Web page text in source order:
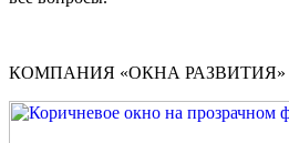
КОМПАНИЯ «ОКНА РАЗВИТИЯ»